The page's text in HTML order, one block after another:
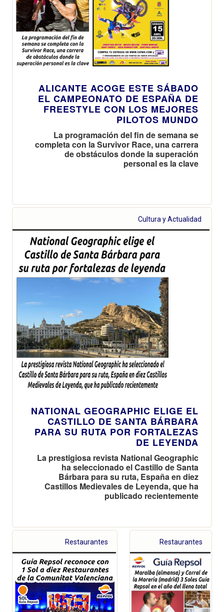
escenarios
ALICANTE ACOGE ESTE SÁBADO
EL CAMPEONATO DE ESPAÑA DE
FREESTYLE CON LOS MEJORES
PILOTOS MUNDO
La programación del fin de semana se
completa con la Survivor Race, una carrera
de obstáculos donde la superación
personal es la clave
Cultura y Actualidad
NATIONAL GEOGRAPHIC ELIGE EL
CASTILLO DE SANTA BÁRBARA
PARA SU RUTA POR FORTALEZAS
DE LEYENDA
La prestigiosa revista National Geographic
ha seleccionado el Castillo de Santa
Bárbara para su ruta, España en diez
Castillos Medievales de Leyenda, que ha
publicado recientemente
Restaurantes Restaurantes